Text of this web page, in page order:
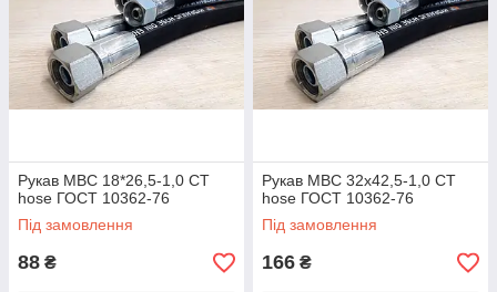
Рукав МВС 18*26,5-1,0 СТ
hose ГОСТ 10362-76
Під замовлення
88 ₴
Рукав МВС 32х42,5-1,0 СТ
hose ГОСТ 10362-76
Під замовлення
166 ₴